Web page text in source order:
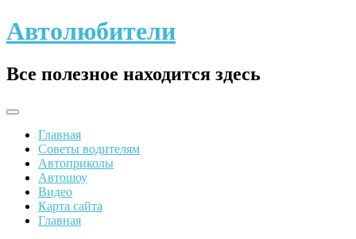
Skip
to
Автолюбители
Все полезное находится здесь
Главная
Советы водителям
Автоприколы
Автошоу
Видео
Карта сайта
Главная